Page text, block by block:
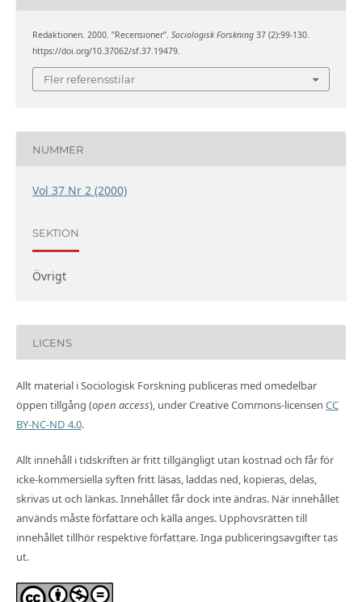
Redaktionen. 2000. ”Recensioner”. Sociologisk Forskning37 (2):99-130.
https://doi.org/10.37062/sf.37.19479.
Fler referensstilar
NUMMER
Vol 37 Nr 2 (2000)
SEKTION
Övrigt
LICENS
Allt material i Sociologisk Forskning publiceras med omedelbar
öppen tillgång (open access), under Creative Commons-licensen CC
BY-NC-ND 4.0.
Allt innehåll i tidskriften är fritt tillgängligt utan kostnad och får för
icke-kommersiella syften fritt läsas, laddas ned, kopieras, delas,
skrivas ut och länkas. Innehållet får dock inte ändras. När innehållet
används måste författare och källa anges. Upphovsrätten till
innehållet tillhör respektive författare. Inga publiceringsavgifter tas
ut.